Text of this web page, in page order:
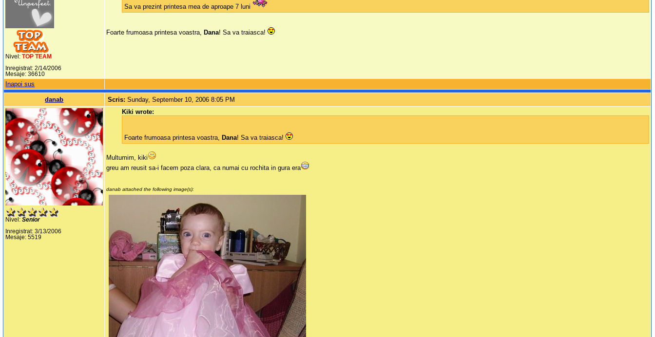
Nivel:TOP TEAM
Inregistrat: 2/14/2006
Mesaje: 36610
Sa va prezint printesa mea de aproape 7 luni
Foarte frumoasa printesa voastra, Dana! Sa va traiasca!
Inapoi sus
danab Scris:Sunday, September 10, 2006 8:05 PM
Nivel:Senior
Inregistrat: 3/13/2006
Mesaje: 5519
Kiki wrote:
Foarte frumoasa printesa voastra, Dana! Sa va traiasca!
Multumim, kiki
greu am reusit sa-i facem poza clara, ca numai cu rochita in gura era
danab attached the following image(s):